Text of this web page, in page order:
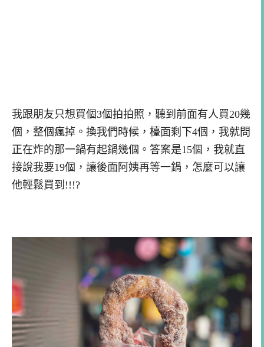
我跟朋友只想買個3個拍拍照，聽到前面有人買20幾
個，整個瘋掉。換我們時候，檯面剩下4個，我就問
正在炸的那一鍋有起鍋幾個。答案是15個，我就直
接說我要19個，讓後面阿姨再等一鍋，怎麼可以讓
他輕鬆買到!!!?